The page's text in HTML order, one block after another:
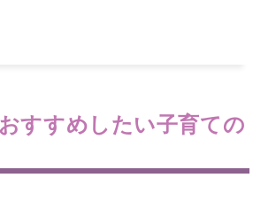
すすめしたい子育ての